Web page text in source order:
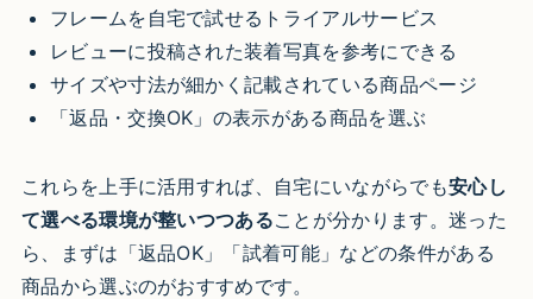
フレームを自宅で試せるトライアルサービス
レビューに投稿された装着写真を参考にできる
サイズや寸法が細かく記載されている商品ページ
「返品・交換OK」の表示がある商品を選ぶ
これらを上手に活用すれば、自宅にいながらでも安心し
て選べる環境が整いつつあることが分かります。迷った
ら、まずは「返品OK」「試着可能」などの条件がある
商品から選ぶのがおすすめです。